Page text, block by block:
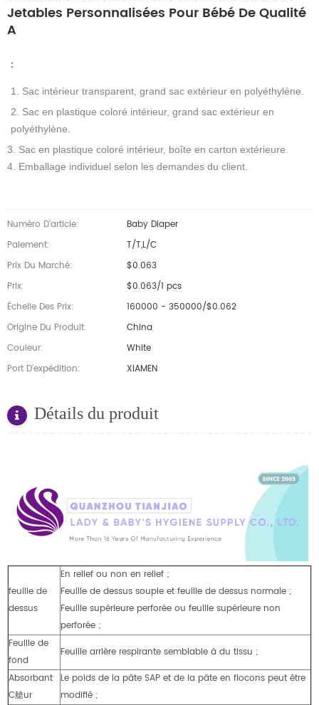
Jetables Personnalisées Pour Bébé De Qualité
A
：
1. Sac intérieur transparent, grand sac extérieur en polyéthylène.
2. Sac en plastique coloré intérieur, grand sac extérieur en
polyéthylène.
3. Sac en plastique coloré intérieur, boîte en carton extérieure.
4. Emballage individuel selon les demandes du client.
Numéro D'article:
Baby Diaper
Paiement:
T/T,L/C
Prix Du Marché:
$0.063
Prix:
$0.063/1 pcs
Échelle Des Prix:
160000 - 350000/$0.062
Origine Du Produit:
China
Couleur:
White
Port D'expédition:
XIAMEN
Détails du produit
feuille de
dessus
En relief ou non en relief ;
Feuille de dessus souple et feuille de dessus normale ;
Feuille supérieure perforée ou feuille supérieure non
perforée ;
Feuille de
fond
Feuille arrière respirante semblable à du tissu ;
Absorbant
C艙ur
Le poids de la pâte SAP et de la pâte en flocons peut être
modifié ;